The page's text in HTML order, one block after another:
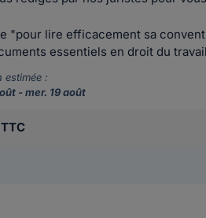
"pour lire efficacement sa
essentiels en droit du travail
estimée :
- mer. 19 août